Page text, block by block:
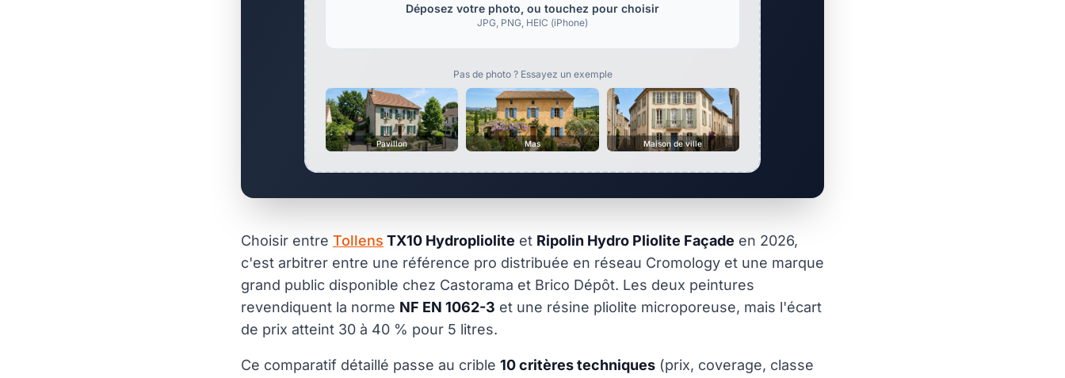
Déposez votre photo, ou touchez pour choisir
JPG, PNG, HEIC (iPhone)
Pas de photo ? Essayez un exemple
Pavillon Mas Maison de ville
Choisir entre Tollens TX10 Hydropliolite et Ripolin Hydro Pliolite Façade en 2026,
c'est arbitrer entre une référence pro distribuée en réseau Cromology et une marque
grand public disponible chez Castorama et Brico Dépôt. Les deux peintures
revendiquent la norme NF EN 1062-3 et une résine pliolite microporeuse, mais l'écart
de prix atteint 30 à 40 % pour 5 litres.
Ce comparatif détaillé passe au crible 10 critères techniques (prix, coverage, classe